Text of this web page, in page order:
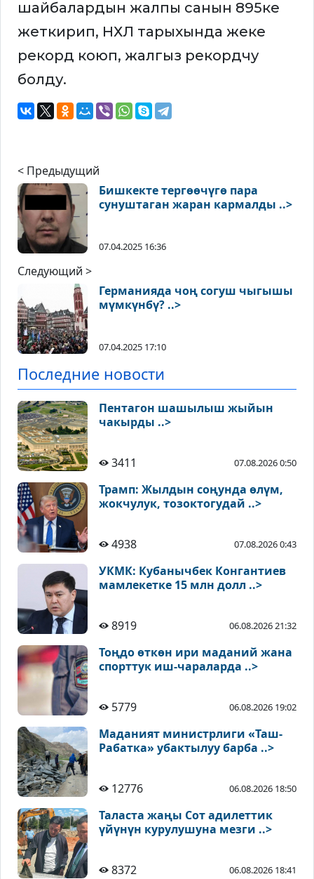
шайбалардын жалпы санын 895ке
жеткирип, НХЛ тарыхында жеке
рекорд коюп, жалгыз рекордчу
болду.
< Предыдущий
Бишкекте тергөөчүгө пара
сунуштаган жаран кармалды ..>
07.04.2025 16:36
Следующий >
Германияда чоң согуш чыгышы
мүмкүнбү? ..>
07.04.2025 17:10
Последние новости
Пентагон шашылыш жыйын
чакырды ..>
3411 07.08.2026 0:50
Трамп: Жылдын соңунда өлүм,
жокчулук, тозоктогудай ..>
4938 07.08.2026 0:43
УКМК: Кубанычбек Конгантиев
мамлекетке 15 млн долл ..>
8919 06.08.2026 21:32
Тоңдо өткөн ири маданий жана
спорттук иш-чараларда ..>
5779 06.08.2026 19:02
Маданият министрлиги «Таш-
Рабатка» убактылуу барба ..>
12776 06.08.2026 18:50
Таласта жаңы Сот адилеттик
үйүнүн курулушуна мезги ..>
8372 06.08.2026 18:41